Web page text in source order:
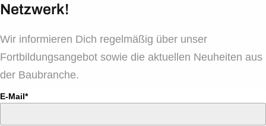
Netzwerk!
Wir informieren Dich regelmäßig über unser
Fortbildungsangebot sowie die aktuellen Neuheiten aus
der Baubranche.
E-Mail*